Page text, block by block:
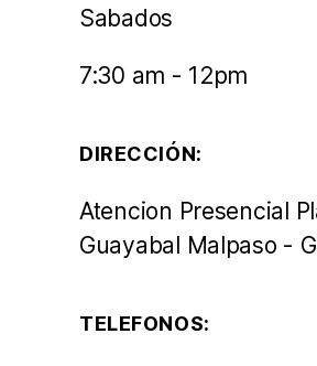
Sabados
7:30 am - 12pm
DIRECCIÓN:
Atencion Presencial
Guayabal Malpaso -
TELEFONOS: